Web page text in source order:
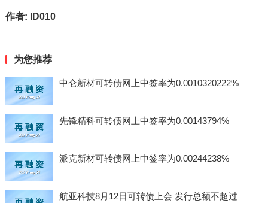
作者: ID010
为您推荐
中仑新材可转债网上中签率为0.0010320222%
先锋精科可转债网上中签率为0.00143794%
派克新材可转债网上中签率为0.00244238%
航亚科技8月12日可转债上会 发行总额不超过